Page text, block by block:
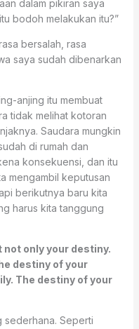
dalam pikiran saya
bodoh melakukan itu?”
bersalah, rasa
saya sudah dibenarkan
anjing itu membuat
tidak melihat kotoran
Saudara mungkin
di rumah dan
konsekuensi, dan itu
mengambil keputusan
berikutnya baru kita
harus kita tanggung
only your destiny.
destiny of your
The destiny of your
sederhana. Seperti